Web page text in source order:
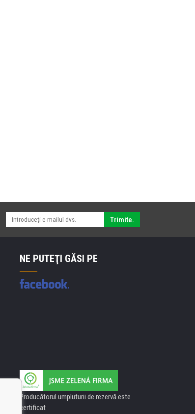
Trimite.
NE PUTEŢI GĂSI PE
Producătorul umpluturii de rezervă este
certificat